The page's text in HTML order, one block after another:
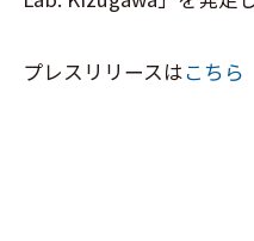
プレスリリースはこちら